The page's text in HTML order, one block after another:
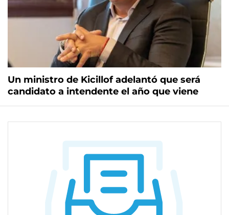
Un ministro de Kicillof adelantó que será
candidato a intendente el año que viene